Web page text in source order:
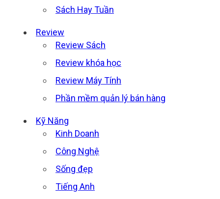
Sách Hay Tuần
Review
Review Sách
Review khóa học
Review Máy Tính
Phần mềm quản lý bán hàng
Kỹ Năng
Kinh Doanh
Công Nghệ
Sống đẹp
Tiếng Anh